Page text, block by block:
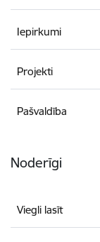
Iepirkumi
Projekti
Pašvaldība
Noderīgi
Viegli lasīt